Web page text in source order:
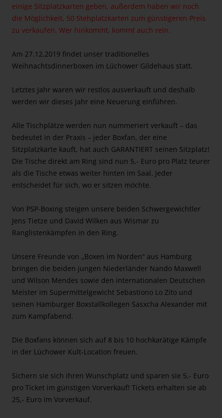
einige Sitzplatzkarten geben, außerdem haben wir noch
die Möglichkeit, 50 Stehplatzkarten zum günstigeren Preis
zu verkaufen. Wer hinkommt, kommt auch rein.
Am 27.12.2019 findet unser traditionelles
Weihnachtsdinnerboxen im Lüchower Gildehaus statt.
Letztes Jahr waren wir restlos ausverkauft und deshalb
werden wir dieses Jahr eine Neuerung einführen.
Alle Tischplätze werden nun nummeriert verkauft – das
bedeutet in der Praxis – jeder Boxfan, der eine
Sitzplatzkarte kauft, hat auch GARANTIERT seinen Sitzplatz!
Die Tische direkt am Ring sind nun 5,- Euro pro Platz teurer
als die Tische etwas weiter hinten im Saal. Jeder
entscheidet für sich, wo er sitzen möchte.
Von PSP-Boxing steigen unsere beiden Schwergewichtler
Jens Tietze und David Wilken aus Wismar zu
Ranglistenkämpfen in den Ring.
Unsere Freunde von „Boxen im Norden“ aus Hamburg
bringen die beiden jungen Niederländer Nando Maxwell
und Wilson Mendes sowie den internationalen Deutschen
Meister im Supermittelgewicht Sebastiono Lo Zito und
seinen Hamburger Boxstallkollegen Sasxcha Alexander mit
zum Kampfabend.
Die Boxfans können sich auf 8 bis 10 hochkarätige Kämpfe
in der Lüchower Kult-Location freuen.
Sichern sie sich ihren Wunschplatz und sparen sie 5,- Euro
pro Ticket im günstigen Vorverkauf! Tickets erhalten sie ab
25,- Euro im Vorverkauf.